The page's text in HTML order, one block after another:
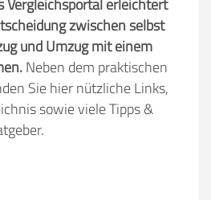
Vergleichsportal erleichtert
zwischen selbst
und Umzug mit einem
Neben dem praktischen
Sie hier nützliche Links,
sowie viele Tipps &